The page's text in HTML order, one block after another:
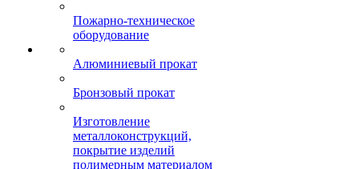
Пожарно-техническое
оборудование
Алюминиевый прокат
Бронзовый прокат
Изготовление
металлоконструкций,
покрытие изделий
полимерным материалом